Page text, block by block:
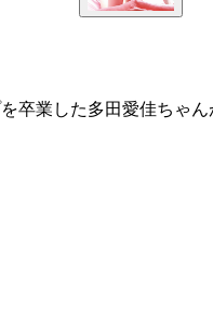
業した多田愛佳ちゃ